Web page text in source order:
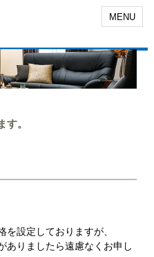
MENU
。
設定しておりますが、
ありましたら遠慮なくお申し